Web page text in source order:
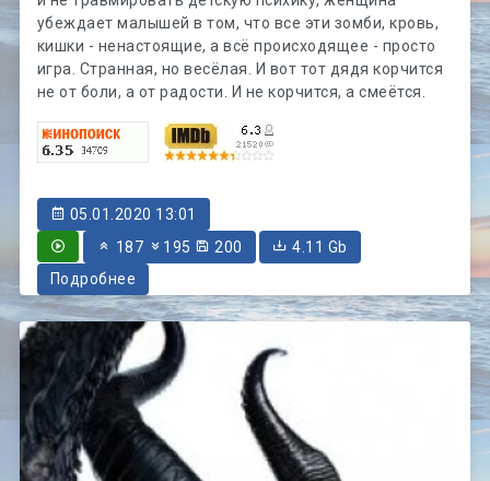
убеждает малышей в том, что все эти зомби, кровь,
кишки - ненастоящие, а всё происходящее - просто
игра. Странная, но весёлая. И вот тот дядя корчится
не от боли, а от радости. И не корчится, а смеётся.
05.01.2020 13:01
187
195 200
4.11 Gb
Подробнее